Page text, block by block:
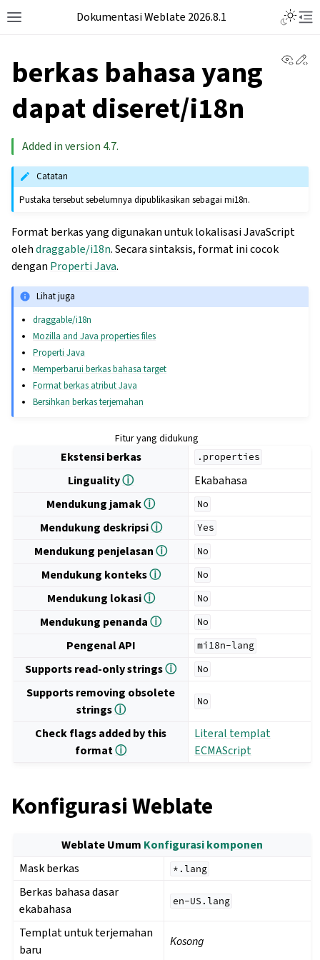
Dokumentasi Weblate 2026.8.1
berkas bahasa yang
dapat diseret/i18n
Added in version 4.7.
Catatan
Pustaka tersebut sebelumnya dipublikasikan sebagai mi18n.
Format berkas yang digunakan untuk lokalisasi JavaScript
olehdraggable/i18n. Secara sintaksis, format ini cocok
dengan Properti Java.
Lihat juga
draggable/i18n
Mozilla and Java properties files
Properti Java
Memperbarui berkas bahasa target
Format berkas atribut Java
Bersihkan berkas terjemahan
Fitur yang didukung
Ekstensi berkas .properties
Lingualityⓘ
Ekabahasa
Mendukung jamakⓘ No
Mendukung deskripsiⓘ Yes
Mendukung penjelasanⓘ No
Mendukung konteksⓘ No
Mendukung lokasiⓘ No
Mendukung penandaⓘ No
Pengenal API mi18n-lang
Supports read-only stringsⓘ No
Supports removing obsolete
stringsⓘ
No
Check flags added by this
formatⓘ
Literal templat
ECMAScript
Konfigurasi Weblate
Weblate Umum Konfigurasi komponen
Mask berkas
*.lang
Berkas bahasa dasar
ekabahasa
en-US.lang
Templat untuk terjemahan
baru
Kosong